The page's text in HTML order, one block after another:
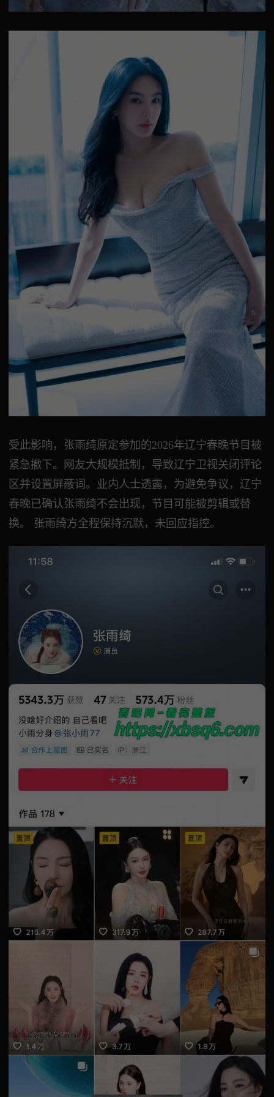
受此影响，张雨绮原定参加的2026年辽宁春晚节目被
紧急撤下。网友大规模抵制，导致辽宁卫视关闭评论
区并设置屏蔽词。业内人士透露，为避免争议，辽宁
春晚已确认张雨绮不会出现，节目可能被剪辑或替
换。 张雨绮方全程保持沉默，未回应指控。